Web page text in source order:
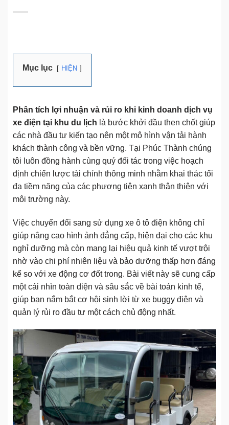
Mục lục HIỆN
Phân tích lợi nhuận và rủi ro khi kinh doanh dịch vụ
xe điện tại khu du lịch là bước khởi đầu then chốt giúp
các nhà đầu tư kiến tạo nên một mô hình vận tải hành
khách thành công và bền vững. Tại Phúc Thành chúng
tôi luôn đồng hành cùng quý đối tác trong việc hoạch
định chiến lược tài chính thông minh nhằm khai thác tối
đa tiềm năng của các phương tiện xanh thân thiện với
môi trường này.
Việc chuyển đổi sang sử dụng xe ô tô điện không chỉ
giúp nâng cao hình ảnh đẳng cấp, hiện đại cho các khu
nghỉ dưỡng mà còn mang lại hiệu quả kinh tế vượt trội
nhờ vào chi phí nhiên liệu và bảo dưỡng thấp hơn đáng
kể so với xe động cơ đốt trong. Bài viết này sẽ cung cấp
một cái nhìn toàn diện và sâu sắc về bài toán kinh tế,
giúp bạn nắm bắt cơ hội sinh lời từ xe buggy điện và
quản lý rủi ro đầu tư một cách chủ động nhất.